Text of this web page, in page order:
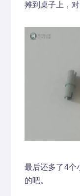
摊到桌子上，
最后还多了4个
的吧。